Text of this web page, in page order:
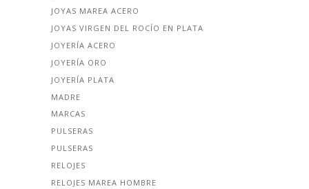
JOYAS MAREA ACERO
JOYAS VIRGEN DEL ROCÍO EN PLATA
JOYERÍA ACERO
JOYERÍA ORO
JOYERÍA PLATA
MADRE
MARCAS
PULSERAS
PULSERAS
RELOJES
RELOJES MAREA HOMBRE